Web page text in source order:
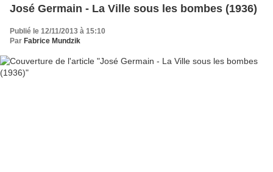
José Germain - La Ville sous les bombes (1936)
Publié le 12/11/2013 à 15:10
Par Fabrice Mundzik